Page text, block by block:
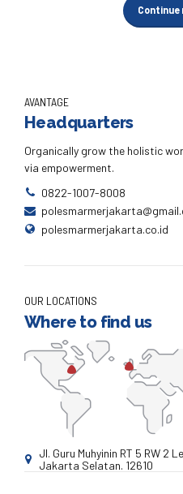
Continue
AVANTAGE
Headquarters
Organically grow the holistic
via empowerment.
0822-1007-8008
polesmarmerjakarta.co.id
OUR LOCATIONS
Where to find us
Jl. Guru Muhyinin RT 5 RW 2
Jakarta Selatan. 12610